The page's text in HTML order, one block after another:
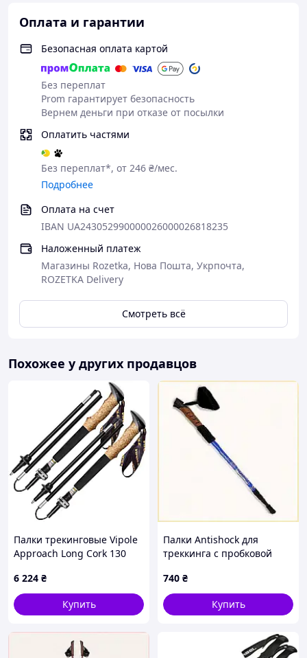
Оплата и гарантии
Безопасная оплата картой
Без переплат
Prom гарантирует безопасность
Вернем деньги при отказе от посылки
Оплатить частями
Без переплат*, от 246 ₴/мес.
Подробнее
Оплата на счет
IBAN UA243052990000026000026818235
Наложенный платеж
Магазины Rozetka, Нова Пошта, Укрпочта,
ROZETKA Delivery
Смотреть всё
Похожее у других продавцов
Палки трекинговые Vipole
Approach Long Cork 130
6 224 ₴
Купить
Палки Antishock для
треккинга с пробковой
740 ₴
Купить